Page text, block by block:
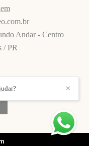
Andar - Centro
/ PR
✕